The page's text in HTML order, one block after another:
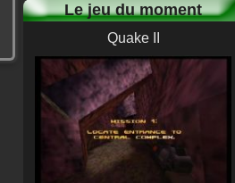
Le jeu du moment
Quake II